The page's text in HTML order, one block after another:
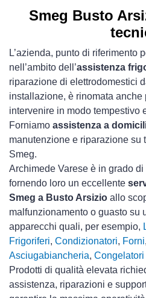
Smeg Busto
L’azienda, punto di riferimento
nell’ambito dell’assistenza
riparazione di elettrodomestici
installazione, è rinomata anche
intervenire in modo tempestivo
Forniamo assistenza a
manutenzione e riparazione su
Smeg.
Archimede Varese è in grado
fornendo loro un eccellente
Smeg a Busto Arsizio allo
malfunzionamento o guasto su
apparecchi quali, per esempio,
Frigoriferi, Condizionatori, Forni,
Asciugabiancheria, Congelatori
Prodotti di qualità elevata
assistenza, riparazioni e